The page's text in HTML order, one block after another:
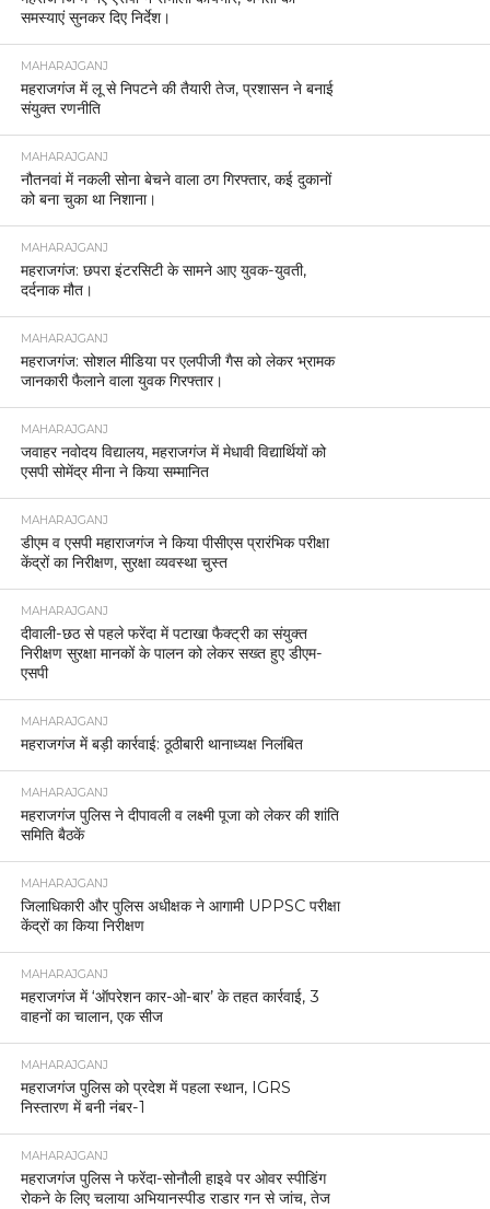
समस्याएं सुनकर दिए निर्देश।
MAHARAJGANJ
महराजगंज में लू से निपटने की तैयारी तेज, प्रशासन ने बनाई
संयुक्त रणनीति
MAHARAJGANJ
नौतनवां में नकली सोना बेचने वाला ठग गिरफ्तार, कई दुकानों
को बना चुका था निशाना।
MAHARAJGANJ
महराजगंज: छपरा इंटरसिटी के सामने आए युवक-युवती,
दर्दनाक मौत।
MAHARAJGANJ
महराजगंज: सोशल मीडिया पर एलपीजी गैस को लेकर भ्रामक
जानकारी फैलाने वाला युवक गिरफ्तार।
MAHARAJGANJ
जवाहर नवोदय विद्यालय, महराजगंज में मेधावी विद्यार्थियों को
एसपी सोमेंद्र मीना ने किया सम्मानित
MAHARAJGANJ
डीएम व एसपी महाराजगंज ने किया पीसीएस प्रारंभिक परीक्षा
केंद्रों का निरीक्षण, सुरक्षा व्यवस्था चुस्त
MAHARAJGANJ
दीवाली-छठ से पहले फरेंदा में पटाखा फैक्ट्री का संयुक्त
निरीक्षण सुरक्षा मानकों के पालन को लेकर सख्त हुए डीएम-
एसपी
MAHARAJGANJ
महराजगंज में बड़ी कार्रवाई: ठूठीबारी थानाध्यक्ष निलंबित
MAHARAJGANJ
महराजगंज पुलिस ने दीपावली व लक्ष्मी पूजा को लेकर की शांति
समिति बैठकें
MAHARAJGANJ
जिलाधिकारी और पुलिस अधीक्षक ने आगामी UPPSC परीक्षा
केंद्रों का किया निरीक्षण
MAHARAJGANJ
महराजगंज में ‘ऑपरेशन कार-ओ-बार’ के तहत कार्रवाई, 3
वाहनों का चालान, एक सीज
MAHARAJGANJ
महराजगंज पुलिस को प्रदेश में पहला स्थान, IGRS
निस्तारण में बनी नंबर-1
MAHARAJGANJ
महराजगंज पुलिस ने फरेंदा-सोनौली हाइवे पर ओवर स्पीडिंग
रोकने के लिए चलाया अभियानस्पीड राडार गन से जांच, तेज